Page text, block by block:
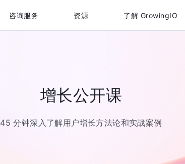
咨询服务 资源 了解 GrowingIO
增长公开课
45 分钟深入了解用户增长方法论和实战案例